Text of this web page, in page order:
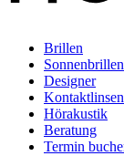
Brillen
Sonnenbrillen
Designer
Kontaktlinsen
Hörakustik
Beratung
Termin